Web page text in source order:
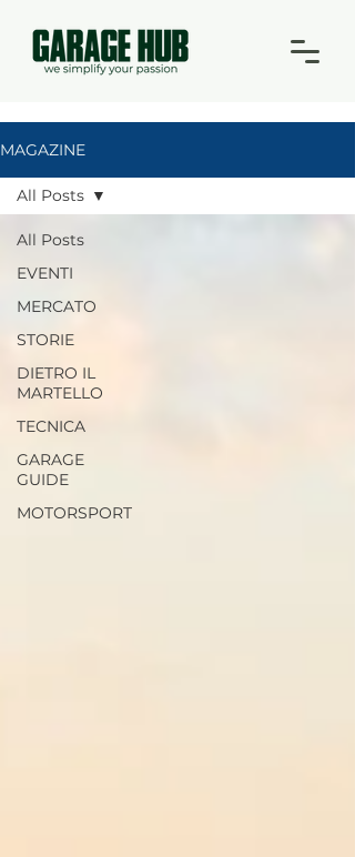
MAGAZINE
All Posts
EVENTI
MERCATO
STORIE
DIETRO IL
MARTELLO
TECNICA
GARAGE
GUIDE
MOTORSPORT
All Posts